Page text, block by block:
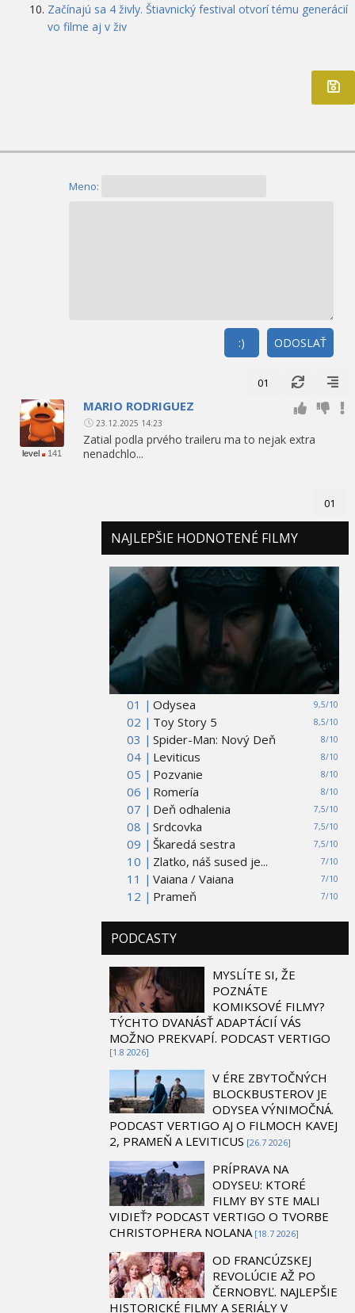
Začínajú sa 4 živly. Štiavnický festival otvorí tému generácií
vo filme aj v živ
Meno:
ODOSLAŤ
:)
01
level 141
MARIO RODRIGUEZ
23.12.2025 14:23
Zatial podla prvého traileru ma to nejak extra
nenadchlo...
01
NAJLEPŠIE HODNOTENÉ FILMY
01 | 9,5/10
Odysea
02 |
8,5/10
Toy Story 5
03 |
8/10
Spider-Man: Nový Deň
04 |
8/10
Leviticus
05 |
8/10
Pozvanie
06 |
8/10
Romería
07 |
7,5/10
Deň odhalenia
08 |
7,5/10
Srdcovka
09 |
7,5/10
Škaredá sestra
10 |
7/10
Zlatko, náš sused je...
11 |
7/10
Vaiana / Vaiana
12 |
7/10
Prameň
PODCASTY
MYSLÍTE SI, ŽE
POZNÁTE
KOMIKSOVÉ FILMY?
TÝCHTO DVANÁSŤ ADAPTÁCIÍ VÁS
MOŽNO PREKVAPÍ. PODCAST VERTIGO
[1.8 2026]
V ÉRE ZBYTOČNÝCH
BLOCKBUSTEROV JE
ODYSEA VÝNIMOČNÁ.
PODCAST VERTIGO AJ O FILMOCH KAVEJ
2, PRAMEŇ A LEVITICUS [26.7 2026]
PRÍPRAVA NA
ODYSEU: KTORÉ
FILMY BY STE MALI
VIDIEŤ? PODCAST VERTIGO O TVORBE
CHRISTOPHERA NOLANA [18.7 2026]
OD FRANCÚZSKEJ
REVOLÚCIE AŽ PO
ČERNOBYĽ. NAJLEPŠIE
HISTORICKÉ FILMY A SERIÁLY V